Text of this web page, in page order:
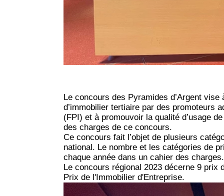
Le concours des Pyramides d’Argent
d’immobilier tertiaire par des promoteurs
(FPI) et à promouvoir la qualité d’usage
des charges de ce concours.
Ce concours fait l’objet de plusieurs
national. Le nombre et les catégories de
chaque année dans un cahier des charges.
Le concours régional 2023 décerne 9 prix
Prix de l'Immobilier d'Entreprise.